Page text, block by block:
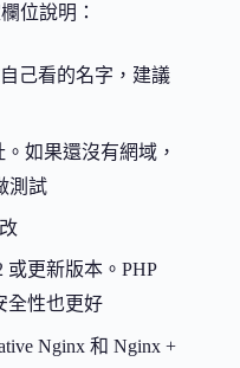
位說明：
自己看的名字，建議
。如果還沒有網域，
測試
或更新版本。PHP
全性也更好
Nginx 和 Nginx +